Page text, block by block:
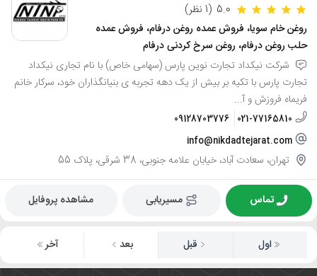
5.0 (1 نظر)
روغن خام سویا، فروش عمده روغن درفام، فروش عمده
حلب روغن درفام، روغن سرخ کردنی درفام
شرکت نیکداد تجارت نوین پارس (سهامی خاص) با نام تجاری نیکداد
تجارت پارس با تکیه بر بیش از یک دهه تجربه ی بنیانگذاران خود، سرکار خانم
فریماه فروزش و آ...
021-77165810
09128703776
info@nikdadtejarat.com
تهران، سعادت آباد، خیابان علامه جنوبی، 38 شرقی، پلاک 55
تماس مسیریابی مشاهده پروفایل
اول قبل بعد آخر